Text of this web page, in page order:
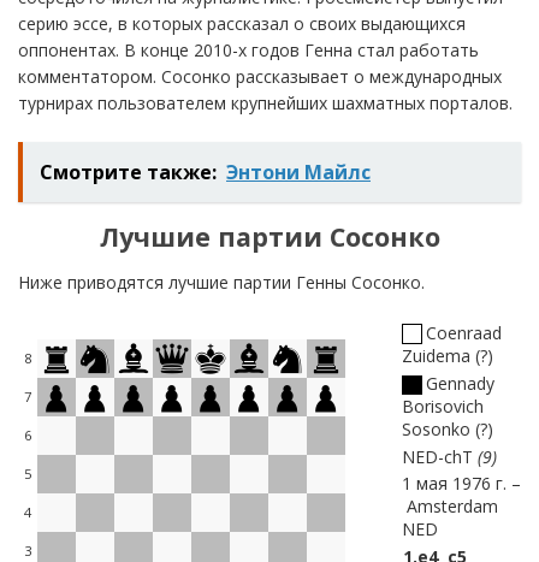
серию эссе, в которых рассказал о своих выдающихся
оппонентах. В конце 2010-х годов Генна стал работать
комментатором. Сосонко рассказывает о международных
турнирах пользователем крупнейших шахматных порталов.
Смотрите также: Энтони Майлс
Лучшие партии Сосонко
Ниже приводятся лучшие партии Генны Сосонко.
8
7
6
5
4
3
Coenraad
Zuidema ?
Gennady
Borisovich
Sosonko ?
NED-chT 9
1 мая 1976 г.
Amsterdam
NED
1.e4 c5